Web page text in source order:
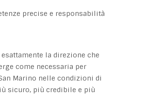
precise e responsabilità
esattamente la direzione che
come necessaria per
Marino nelle condizioni di
sicuro, più credibile e più